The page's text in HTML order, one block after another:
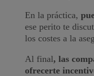
En la práctica,
ese perito te
los costes a la
Al final, las
ofrecerte